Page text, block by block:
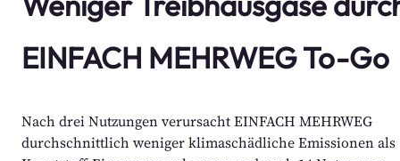
EINFACH MEHRWEG To-Go
Nach drei Nutzungen verursacht EINFACH MEHRWEG
durchschnittlich weniger klimaschädliche Emissionen als